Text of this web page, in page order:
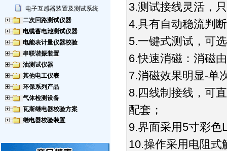
电子互感器装置及测试系统
二次回路测试仪器
电缆蓄电池测试仪器
电能表计量仪器校验
串联谐振装置
油测试仪器
其他电工仪表
环保系列产品
气体检测设备
瓦斯继电器校验方案
继电器校验装置
3.测试接线灵活，
4.具有自动稳流判
5.一键式测试，可
6.快速消磁：消磁
7.消磁效果明显-单
8.四线制接线，可
配套；
9.界面采用5寸彩色
10.操作采用电阻式